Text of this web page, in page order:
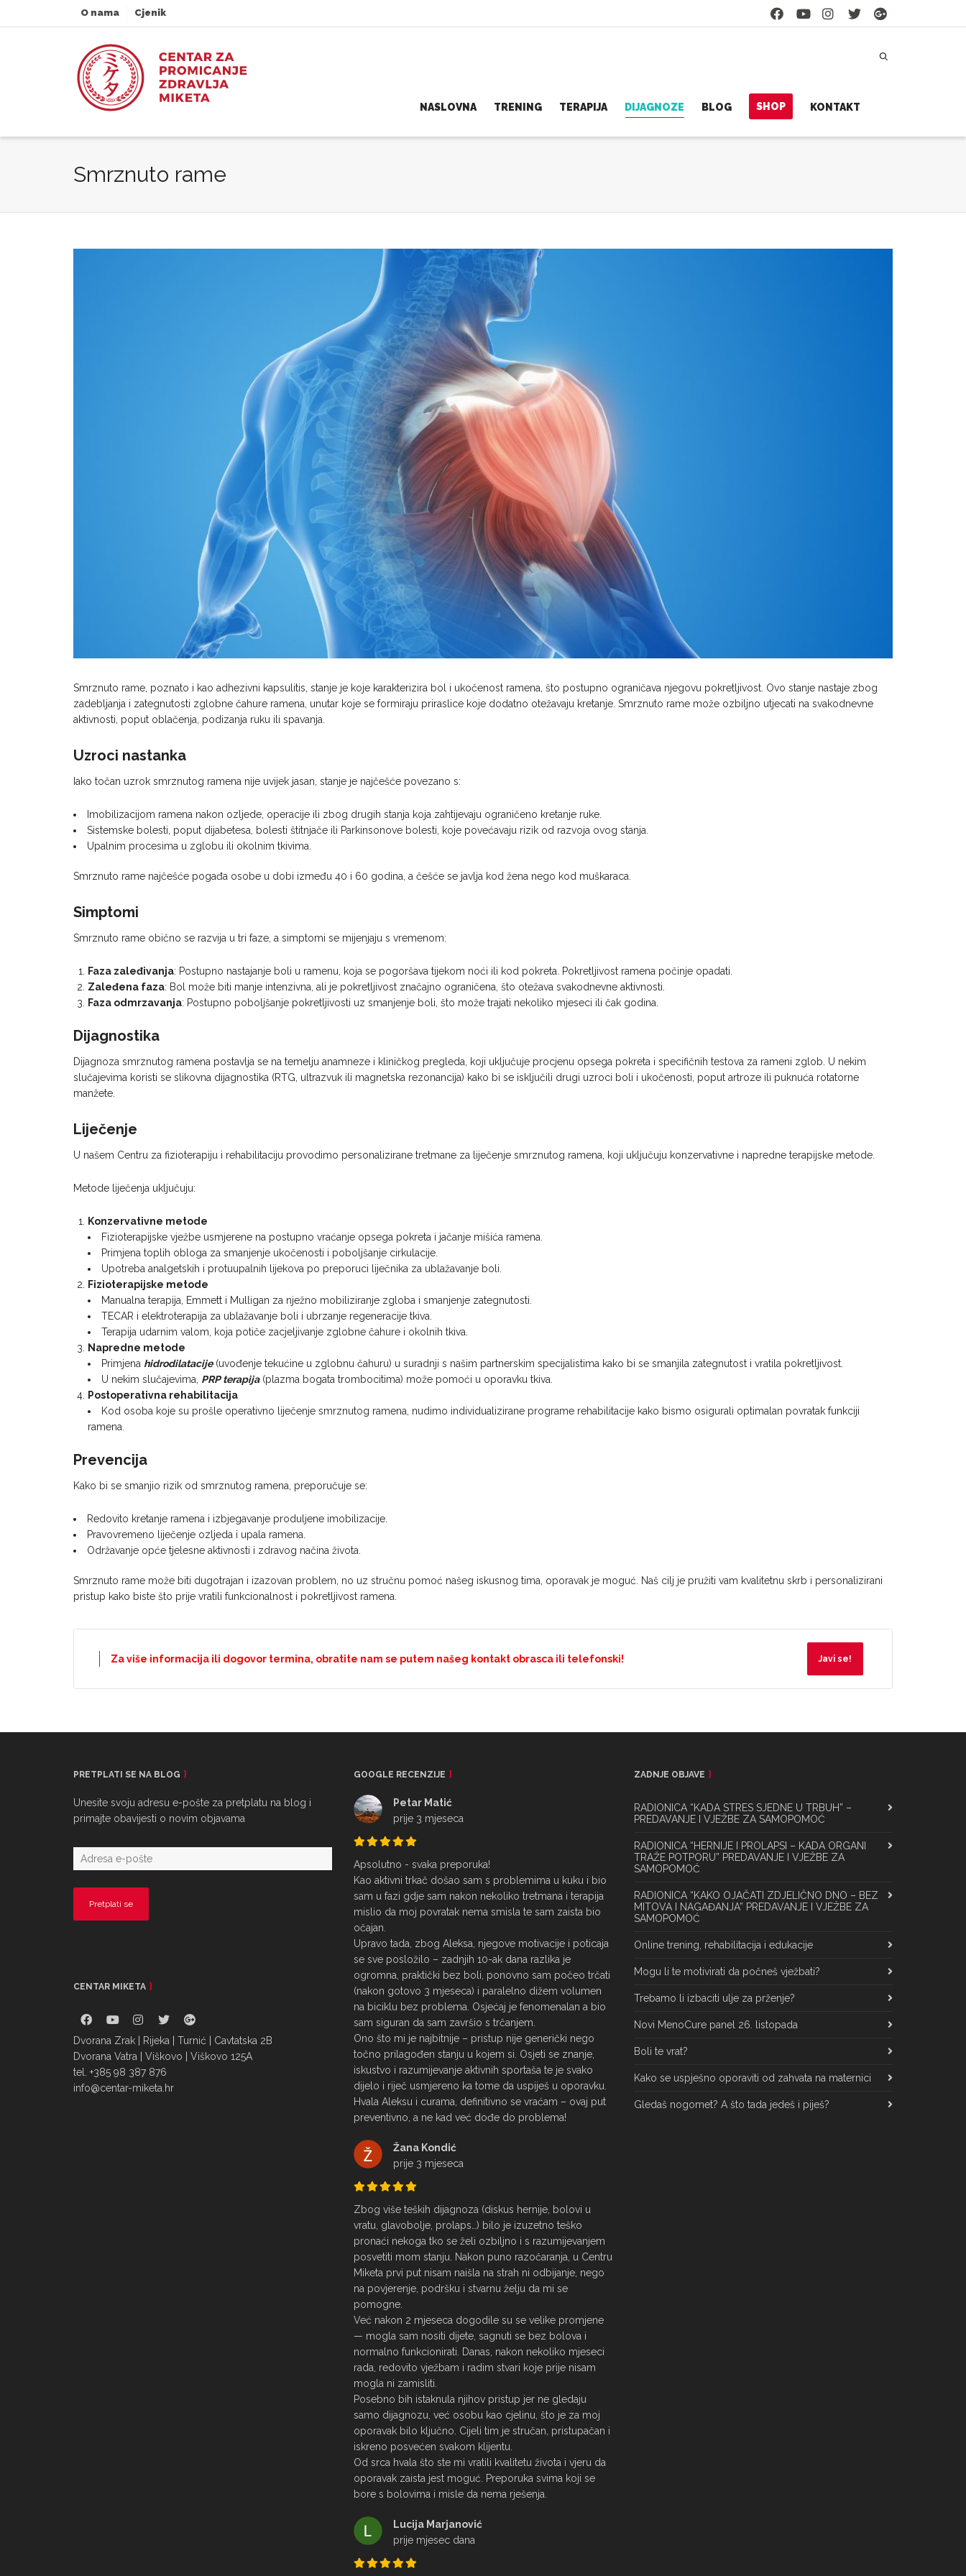
O nama Cjenik
NASLOVNA TRENING TERAPIJA DIJAGNOZE BLOG SHOP KONTAKT
Smrznuto rame
Smrznuto rame, poznato i kao adhezivni kapsulitis, stanje je koje karakterizira bol i ukočenost ramena, što postupno ograničava njegovu pokretljivost. Ovo stanje nastaje zbog
zadebljanja i zategnutosti zglobne čahure ramena, unutar koje se formiraju priraslice koje dodatno otežavaju kretanje. Smrznuto rame može ozbiljno utjecati na svakodnevne
aktivnosti, poput oblačenja, podizanja ruku ili spavanja.
Uzroci nastanka
Iako točan uzrok smrznutog ramena nije uvijek jasan, stanje je najčešće povezano s:
Imobilizacijom ramena nakon ozljede, operacije ili zbog drugih stanja koja zahtijevaju ograničeno kretanje ruke.
Sistemske bolesti, poput dijabetesa, bolesti štitnjače ili Parkinsonove bolesti, koje povećavaju rizik od razvoja ovog stanja.
Upalnim procesima u zglobu ili okolnim tkivima.
Smrznuto rame najčešće pogađa osobe u dobi između 40 i 60 godina, a češće se javlja kod žena nego kod muškaraca.
Simptomi
Smrznuto rame obično se razvija u tri faze, a simptomi se mijenjaju s vremenom:
Faza zaleđivanja: Postupno nastajanje boli u ramenu, koja se pogoršava tijekom noći ili kod pokreta. Pokretljivost ramena počinje opadati.
Zaleđena faza: Bol može biti manje intenzivna, ali je pokretljivost značajno ograničena, što otežava svakodnevne aktivnosti.
Faza odmrzavanja: Postupno poboljšanje pokretljivosti uz smanjenje boli, što može trajati nekoliko mjeseci ili čak godina.
Dijagnostika
Dijagnoza smrznutog ramena postavlja se na temelju anamneze i kliničkog pregleda, koji uključuje procjenu opsega pokreta i specifičnih testova za rameni zglob. U nekim
slučajevima koristi se slikovna dijagnostika (RTG, ultrazvuk ili magnetska rezonancija) kako bi se isključili drugi uzroci boli i ukočenosti, poput artroze ili puknuća rotatorne
manžete.
Liječenje
U našem Centru za fizioterapiju i rehabilitaciju provodimo personalizirane tretmane za liječenje smrznutog ramena, koji uključuju konzervativne i napredne terapijske metode.
Metode liječenja uključuju:
Konzervativne metode
Fizioterapijske vježbe usmjerene na postupno vraćanje opsega pokreta i jačanje mišića ramena.
Primjena toplih obloga za smanjenje ukočenosti i poboljšanje cirkulacije.
Upotreba analgetskih i protuupalnih lijekova po preporuci liječnika za ublažavanje boli.
Fizioterapijske metode
Manualna terapija, Emmett i Mulligan za nježno mobiliziranje zgloba i smanjenje zategnutosti.
TECAR i elektroterapija za ublažavanje boli i ubrzanje regeneracije tkiva.
Terapija udarnim valom, koja potiče zacjeljivanje zglobne čahure i okolnih tkiva.
Napredne metode
Primjena hidrodilatacije(uvođenje tekućine u zglobnu čahuru) u suradnji s našim partnerskim specijalistima kako bi se smanjila zategnutost i vratila pokretljivost.
U nekim slučajevima, PRP terapija(plazma bogata trombocitima) može pomoći u oporavku tkiva.
Postoperativna rehabilitacija
Kod osoba koje su prošle operativno liječenje smrznutog ramena, nudimo individualizirane programe rehabilitacije kako bismo osigurali optimalan povratak funkciji
ramena.
Prevencija
Kako bi se smanjio rizik od smrznutog ramena, preporučuje se:
Redovito kretanje ramena i izbjegavanje produljene imobilizacije.
Pravovremeno liječenje ozljeda i upala ramena.
Održavanje opće tjelesne aktivnosti i zdravog načina života.
Smrznuto rame može biti dugotrajan i izazovan problem, no uz stručnu pomoć našeg iskusnog tima, oporavak je moguć. Naš cilj je pružiti vam kvalitetnu skrb i personalizirani
pristup kako biste što prije vratili funkcionalnost i pokretljivost ramena.
Za više informacija ili dogovor termina, obratite nam se putem našeg kontakt obrasca ili telefonski! Javi se!
PRETPLATI SE NA BLOG
Unesite svoju adresu e-pošte za pretplatu na blog i
primajte obavijesti o novim objavama
CENTAR MIKETA
Dvorana Zrak | Rijeka | Turnić | Cavtatska 2B
Dvorana Vatra | Viškovo | Viškovo 125A
tel. +385 98 387 876
info@centar-miketa.hr
GOOGLE RECENZIJE
Petar Matić
prije 3 mjeseca
Apsolutno - svaka preporuka!
Kao aktivni trkač došao sam s problemima u kuku i bio
sam u fazi gdje sam nakon nekoliko tretmana i terapija
mislio da moj povratak nema smisla te sam zaista bio
očajan.
Upravo tada, zbog Aleksa, njegove motivacije i poticaja
se sve posložilo – zadnjih 10-ak dana razlika je
ogromna, praktički bez boli, ponovno sam počeo trčati
(nakon gotovo 3 mjeseca) i paralelno dižem volumen
na biciklu bez problema. Osjećaj je fenomenalan a bio
sam siguran da sam završio s trčanjem.
Ono što mi je najbitnije – pristup nije generički nego
točno prilagođen stanju u kojem si. Osjeti se znanje,
iskustvo i razumijevanje aktivnih sportaša te je svako
dijelo i riječ usmjereno ka tome da uspiješ u oporavku.
Hvala Aleksu i curama, definitivno se vraćam – ovaj put
preventivno, a ne kad već dođe do problema!
Žana Kondić
prije 3 mjeseca
Zbog više teških dijagnoza (diskus hernije, bolovi u
vratu, glavobolje, prolaps…) bilo je izuzetno teško
pronaći nekoga tko se želi ozbiljno i s razumijevanjem
posvetiti mom stanju. Nakon puno razočaranja, u Centru
Miketa prvi put nisam naišla na strah ni odbijanje, nego
na povjerenje, podršku i stvarnu želju da mi se
pomogne.
Već nakon 2 mjeseca dogodile su se velike promjene
— mogla sam nositi dijete, sagnuti se bez bolova i
normalno funkcionirati. Danas, nakon nekoliko mjeseci
rada, redovito vježbam i radim stvari koje prije nisam
mogla ni zamisliti.
Posebno bih istaknula njihov pristup jer ne gledaju
samo dijagnozu, već osobu kao cjelinu, što je za moj
oporavak bilo ključno. Cijeli tim je stručan, pristupačan i
iskreno posvećen svakom klijentu.
Od srca hvala što ste mi vratili kvalitetu života i vjeru da
oporavak zaista jest moguć. Preporuka svima koji se
bore s bolovima i misle da nema rješenja.
Lucija Marjanović
prije mjesec dana
ZADNJE OBJAVE
RADIONICA “KADA STRES SJEDNE U TRBUH” –
PREDAVANJE I VJEŽBE ZA SAMOPOMOĆ
RADIONICA “HERNIJE I PROLAPSI – KADA ORGANI
TRAŽE POTPORU” PREDAVANJE I VJEŽBE ZA
SAMOPOMOĆ
RADIONICA “KAKO OJAČATI ZDJELIČNO DNO – BEZ
MITOVA I NAGAĐANJA” PREDAVANJE I VJEŽBE ZA
SAMOPOMOĆ
Online trening, rehabilitacija i edukacije
Mogu li te motivirati da počneš vježbati?
Trebamo li izbaciti ulje za prženje?
Novi MenoCure panel 26. listopada
Boli te vrat?
Kako se uspješno oporaviti od zahvata na maternici
Gledaš nogomet? A što tada jedeš i piješ?